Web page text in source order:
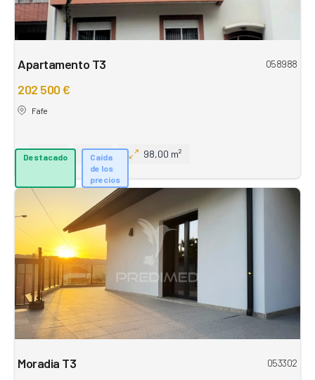
Apartamento T3 058988
202 500 €
Fafe
3 2 98,00 m²
Destacado
Caída
de los
precios
Moradia T3 053302